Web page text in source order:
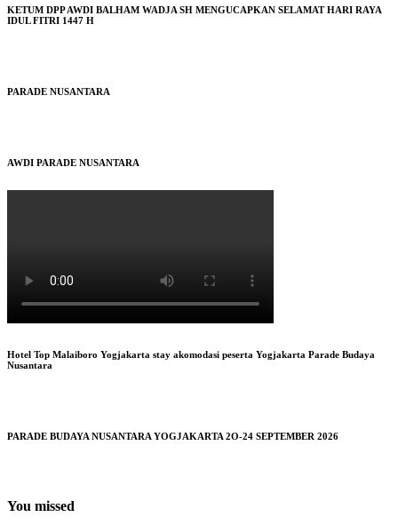
KETUM DPP AWDI BALHAM WADJA SH MENGUCAPKAN SELAMAT HARI RAYA
IDUL FITRI 1447 H
PARADE NUSANTARA
AWDI PARADE NUSANTARA
Hotel Top Malaiboro Yogjakarta stay akomodasi peserta Yogjakarta Parade Budaya
Nusantara
PARADE BUDAYA NUSANTARA YOGJAKARTA 2O-24 SEPTEMBER 2026
You missed